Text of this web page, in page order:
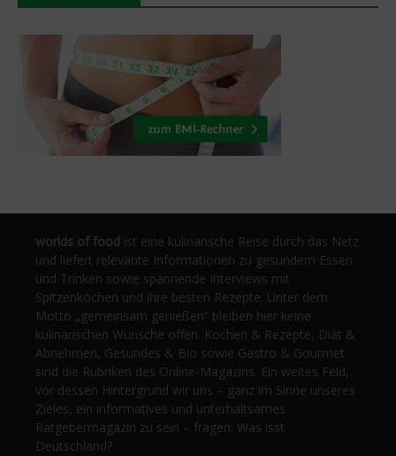
worlds of food ist eine kulinarische Reise durch das Netz
und liefert relevante Informationen zu gesundem Essen
und Trinken sowie spannende Interviews mit
Spitzenköchen und ihre besten Rezepte. Unter dem
Motto „gemeinsam genießen“ bleiben hier keine
kulinarischen Wünsche offen. Kochen & Rezepte, Diät &
Abnehmen, Gesundes & Bio sowie Gastro & Gourmet
sind die Rubriken des Online-Magazins. Ein weites Feld,
vor dessen Hintergrund wir uns – ganz im Sinne unseres
Zieles, ein informatives und unterhaltsames
Ratgebermagazin zu sein – fragen: Was isst
Deutschland?